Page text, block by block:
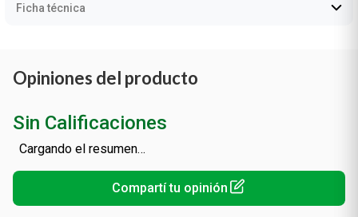
Ficha técnica
Opiniones del producto
Sin Calificaciones
Cargando el resumen…